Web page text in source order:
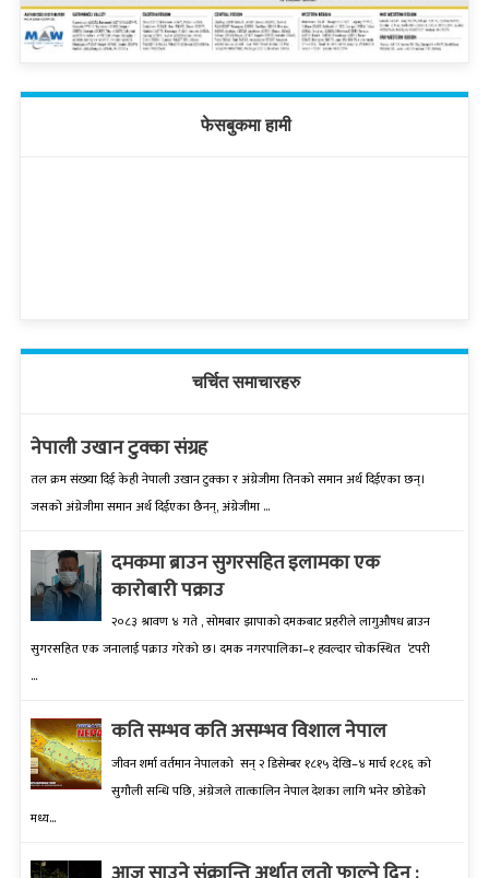
फेसबुकमा हामी
चर्चित समाचारहरु
नेपाली उखान टुक्का संग्रह
तल क्रम संख्‍या दिई केही नेपाली उखान टुक्‍का र अंग्रेजीमा तिनको समान अर्थ दिईएका छन्।
जसको अंग्रेजीमा समान अर्थ दिईएका छैनन्, अंग्रेजीमा ...
दमकमा ब्राउन सुगरसहित इलामका एक
कारोबारी पक्राउ
२०८३ श्रावण ४ गते , सोमबार झापाको दमकबाट प्रहरीले लागुऔषध ब्राउन
सुगरसहित एक जनालाई पक्राउ गरेको छ। दमक नगरपालिका–१ हवल्दार चोकस्थित ‘टपरी
...
कति सम्भव कति असम्भव विशाल नेपाल
जीवन शर्मा वर्तमान नेपालको सन् २ डिसेम्बर १८१५ देखि–४ मार्च १८१६ को
सुगौली सन्धि पछि, अंग्रेजले तात्कालिन नेपाल देशका लागि भनेर छोडेको
मध्य...